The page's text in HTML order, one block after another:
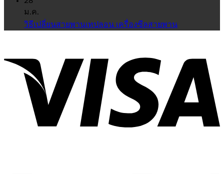
ม.ค.
วิธีเปลี่ยนสายพานเทปลอน เครื่องซีลสายพาน